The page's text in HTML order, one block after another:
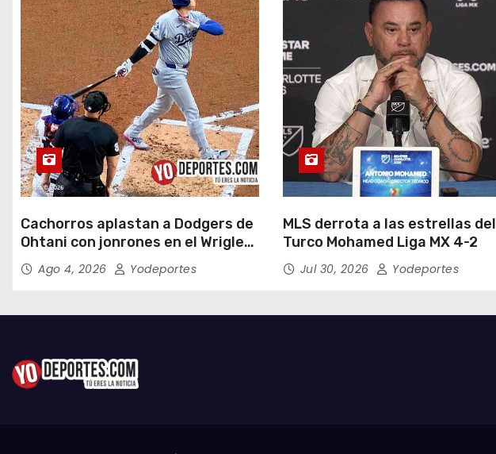
d
a
s
Cachorros aplastan a Dodgers de
Ohtani con jonrones en el Wrigley
FieldAgo 4, 2026 Yodeportes
MLS derrota a las estrellas del
Turco Mohamed Liga MX 4-2
Jul 30, 2026 Yodeportes